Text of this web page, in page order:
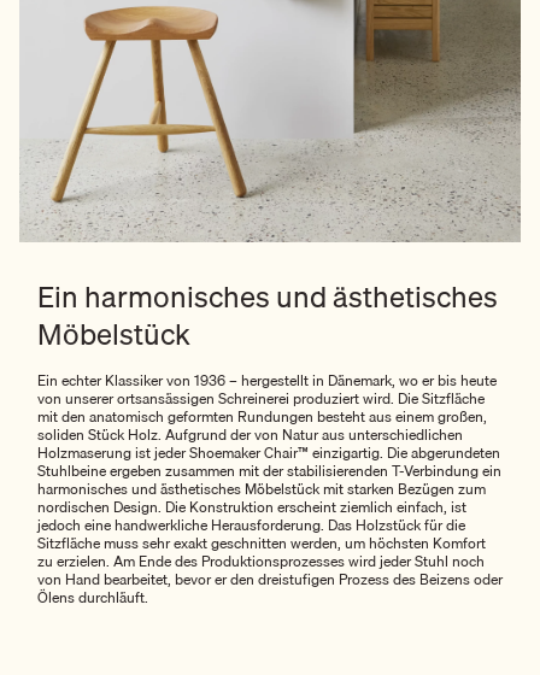
Ein harmonisches und ästhetisches
Möbelstück
Ein echter Klassiker von 1936 – hergestellt in Dänemark, wo er bis heute
von unserer ortsansässigen Schreinerei produziert wird. Die Sitzfläche
mit den anatomisch geformten Rundungen besteht aus einem großen,
soliden Stück Holz. Aufgrund der von Natur aus unterschiedlichen
Holzmaserung ist jeder Shoemaker Chair™ einzigartig. Die abgerundeten
Stuhlbeine ergeben zusammen mit der stabilisierenden T-Verbindung ein
harmonisches und ästhetisches Möbelstück mit starken Bezügen zum
nordischen Design. Die Konstruktion erscheint ziemlich einfach, ist
jedoch eine handwerkliche Herausforderung. Das Holzstück für die
Sitzfläche muss sehr exakt geschnitten werden, um höchsten Komfort
zu erzielen. Am Ende des Produktionsprozesses wird jeder Stuhl noch
von Hand bearbeitet, bevor er den dreistufigen Prozess des Beizens oder
Ölens durchläuft.